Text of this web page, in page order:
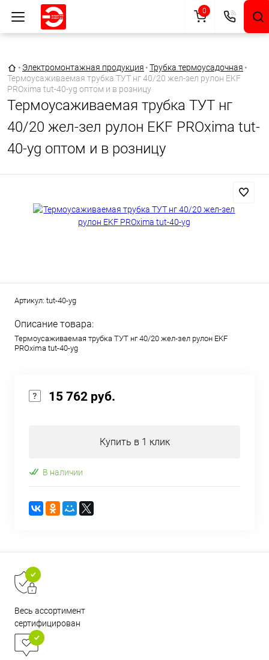
Главная страница
• Электромонтажная продукция •Трубка термоусадочная •
Термоусаживаемая трубка ТУТ нг 40/20 жел-зел рулон EKF
PROxima tut-40-yg оптом и в розницу
Термоусаживаемая трубка ТУТ нг
40/20 жел-зел рулон EKF PROxima tut-
40-yg оптом и в розницу
Артикул: tut-40-yg
Описание товара:
Термоусаживаемая трубка ТУТ нг 40/20 жел-зел рулон EKF
PROxima tut-40-yg
15 762 руб.
Купить в 1 клик
В наличии
Весь ассортимент
сертифицирован
0